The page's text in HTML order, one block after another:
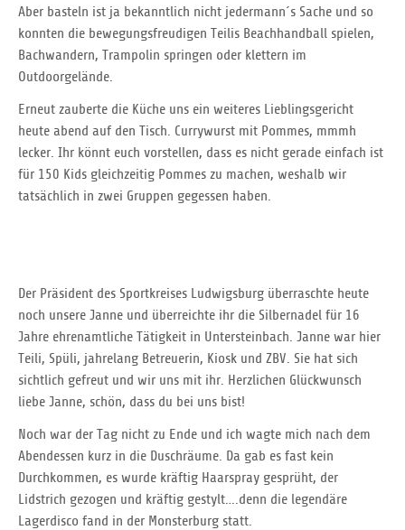
Aber basteln ist ja bekanntlich nicht jedermann´s Sache und so
konnten die bewegungsfreudigen Teilis Beachhandball spielen,
Bachwandern, Trampolin springen oder klettern im
Outdoorgelände.
Erneut zauberte die Küche uns ein weiteres Lieblingsgericht
heute abend auf den Tisch. Currywurst mit Pommes, mmmh
lecker. Ihr könnt euch vorstellen, dass es nicht gerade einfach ist
für 150 Kids gleichzeitig Pommes zu machen, weshalb wir
tatsächlich in zwei Gruppen gegessen haben.
Der Präsident des Sportkreises Ludwigsburg überraschte heute
noch unsere Janne und überreichte ihr die Silbernadel für 16
Jahre ehrenamtliche Tätigkeit in Untersteinbach. Janne war hier
Teili, Spüli, jahrelang Betreuerin, Kiosk und ZBV. Sie hat sich
sichtlich gefreut und wir uns mit ihr. Herzlichen Glückwunsch
liebe Janne, schön, dass du bei uns bist!
Noch war der Tag nicht zu Ende und ich wagte mich nach dem
Abendessen kurz in die Duschräume. Da gab es fast kein
Durchkommen, es wurde kräftig Haarspray gesprüht, der
Lidstrich gezogen und kräftig gestylt….denn die legendäre
Lagerdisco fand in der Monsterburg statt.